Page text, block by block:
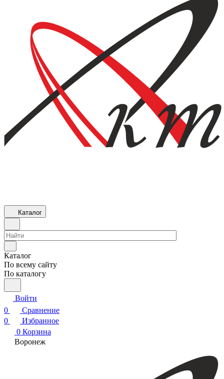
Каталог
Каталог
По всему сайту
По каталогу
Войти
0
Сравнение
0
Избранное
0 Корзина
Воронеж